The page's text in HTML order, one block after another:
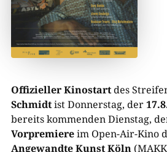
Offizieller Kinostartdes
Schmidtist Donnerstag, der
bereits kommenden Dienstag,
Vorpremiereim Open-Air-Kino
Angewandte Kunst Köln